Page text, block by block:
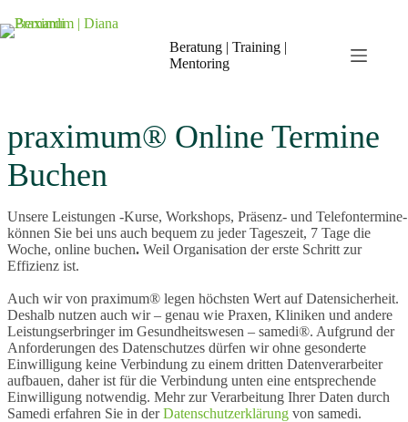
Inhalt
springen
Beratung | Training |
Mentoring
praximum® Online Termine
Buchen
Unsere Leistungen -Kurse, Workshops, Präsenz- und Telefontermine-
können Sie bei uns auch bequem zu jeder Tageszeit, 7 Tage die
Woche, online buchen. Weil Organisation der erste Schritt zur
Effizienz ist.
Auch wir von praximum® legen höchsten Wert auf Datensicherheit.
Deshalb nutzen auch wir – genau wie Praxen, Kliniken und andere
Leistungserbringer im Gesundheitswesen – samedi®. Aufgrund der
Anforderungen des Datenschutzes dürfen wir ohne gesonderte
Einwilligung keine Verbindung zu einem dritten Datenverarbeiter
aufbauen, daher ist für die Verbindung unten eine entsprechende
Einwilligung notwendig. Mehr zur Verarbeitung Ihrer Daten durch
Samedi erfahren Sie in derDatenschutzerklärung von samedi.